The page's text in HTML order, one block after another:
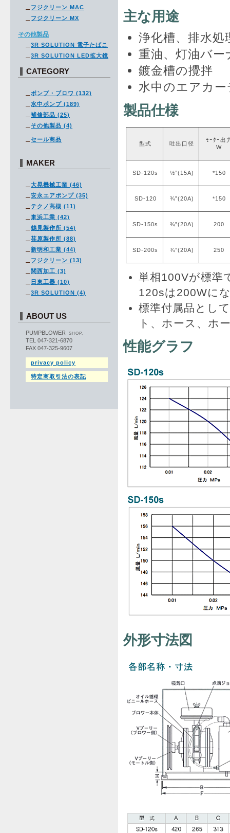
主な用途
浄化槽、排水処
重油、灯油バー
鍍金槽の攪拌
水中のエアカ
製品仕様
型式 吐出口径
ﾓｰﾀｰ出
W
SD-120s ½”(15A) *150
SD-120 ¾”(20A) *150
SD-150s ¾”(20A) 200
SD-200s ¾”(20A) 250
単相100Vが標準
120sは200Wに
標準付属品とし
ト、ホース、ホ
性能グラフ
外形寸法図
フジクリーン MAC
フジクリーン MX
その他製品
3R SOLUTION 電子たばこ
3R SOLUTION LED拡大鏡
CATEGORY
ポンプ・ブロワ (132)
水中ポンプ (189)
補修部品 (25)
その他製品 (4)
セール商品
MAKER
大晃機械工業 (46)
安永エアポンプ (35)
テクノ高槻 (11)
東浜工業 (42)
鶴見製作所 (54)
荏原製作所 (88)
新明和工業 (44)
フジクリーン (13)
関西加工 (3)
日東工器 (10)
3R SOLUTION (4)
ABOUT US
PUMPBLOWER SHOP.
TEL 047-321-6870
FAX 047-325-9607
privacy policy
特定商取引法の表記